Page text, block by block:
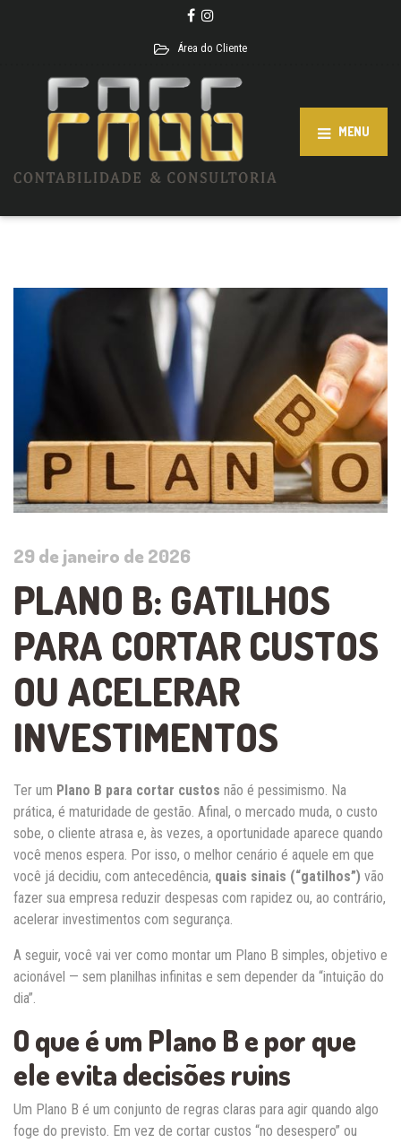
Área do Cliente
MENU
29 de janeiro de 2026
PLANO B: GATILHOS
PARA CORTAR CUSTOS
OU ACELERAR
INVESTIMENTOS
Ter um Plano B para cortar custos não é pessimismo. Na
prática, é maturidade de gestão. Afinal, o mercado muda, o custo
sobe, o cliente atrasa e, às vezes, a oportunidade aparece quando
você menos espera. Por isso, o melhor cenário é aquele em que
você já decidiu, com antecedência, quais sinais (“gatilhos”) vão
fazer sua empresa reduzir despesas com rapidez ou, ao contrário,
acelerar investimentos com segurança.
A seguir, você vai ver como montar um Plano B simples, objetivo e
acionável — sem planilhas infinitas e sem depender da “intuição do
dia”.
O que é um Plano B e por que
ele evita decisões ruins
Um Plano B é um conjunto de regras claras para agir quando algo
foge do previsto. Em vez de cortar custos “no desespero” ou